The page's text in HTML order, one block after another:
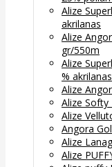
Alize
akrilanas
Alize
gr/550m
Alize
% akrilanas
Alize
Alize
Alize
Angora
Alize
Alize